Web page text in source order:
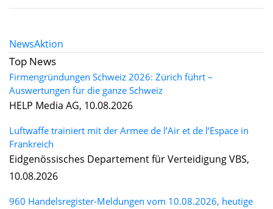
NewsAktion
Top News
Firmengründungen Schweiz 2026: Zürich führt –
Auswertungen für die ganze Schweiz
HELP Media AG, 10.08.2026
Luftwaffe trainiert mit der Armee de l’Air et de l’Espace in
Frankreich
Eidgenössisches Departement für Verteidigung VBS,
10.08.2026
960 Handelsregister-Meldungen vom 10.08.2026, heutige